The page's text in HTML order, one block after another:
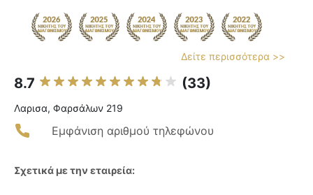
Δείτε περισσότερα >>
8.7 (33)
Λαρισα, Φαρσάλων 219
Εμφάνιση αριθμού τηλεφώνου
Σχετικά με την εταιρεία: